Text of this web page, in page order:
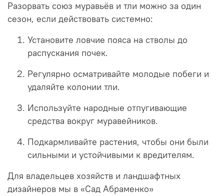
Разорвать союз муравьёв и тли можно за один
сезон, если действовать системно:
Установите ловчие пояса на стволы до
распускания почек.
Регулярно осматривайте молодые побеги и
удаляйте колонии тли.
Используйте народные отпугивающие
средства вокруг муравейников.
Подкармливайте растения, чтобы они были
сильными и устойчивыми к вредителям.
Для владельцев хозяйств и ландшафтных
дизайнеров мы в «Сад Абраменко»